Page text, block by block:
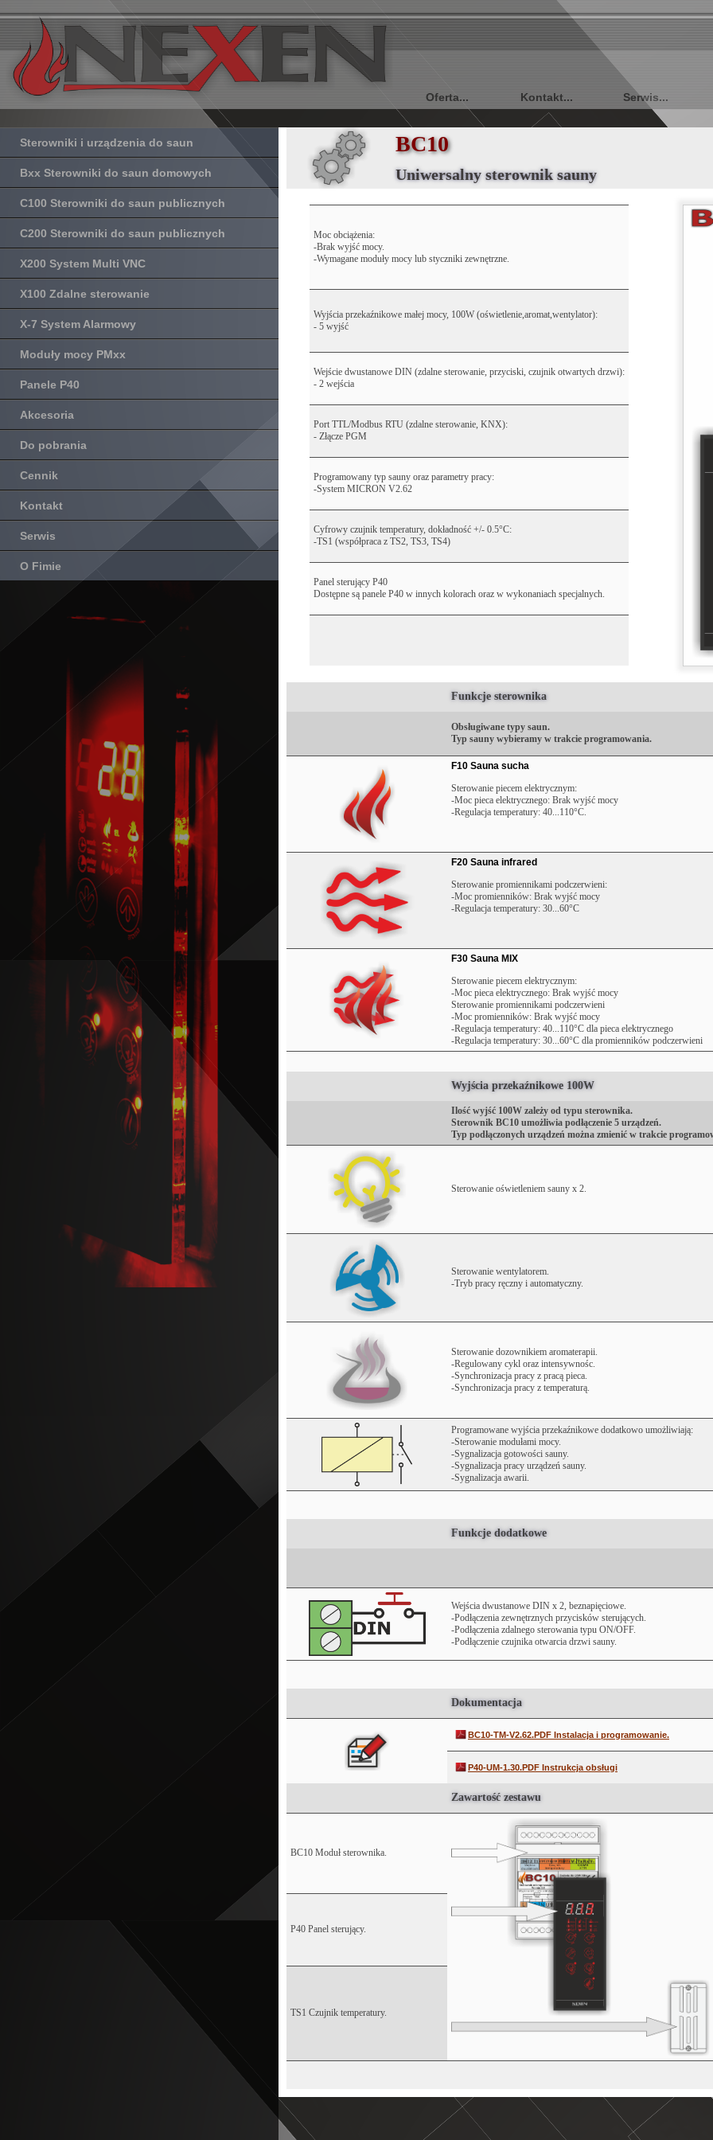
Oferta... Kontakt... Serwis...
Sterowniki i urządzenia do saun
Bxx Sterowniki do saun domowych
C100 Sterowniki do saun publicznych
C200 Sterowniki do saun publicznych
X200 System Multi VNC
X100 Zdalne sterowanie
X-7 System Alarmowy
Moduły mocy PMxx
Panele P40
Akcesoria
Do pobrania
Cennik
Kontakt
Serwis
O Fimie
BC10
Uniwersalny sterownik sauny
Moc obciążenia:
-Brak wyjść mocy.
-Wymagane moduły mocy lub styczniki zewnętrzne.
Wyjścia przekaźnikowe małej mocy, 100W (oświetlenie,aromat,wentylator):
- 5 wyjść
Wejście dwustanowe DIN (zdalne sterowanie, przyciski, czujnik otwartych drzwi):
- 2 wejścia
Port TTL/Modbus RTU (zdalne sterowanie, KNX):
- Złącze PGM
Programowany typ sauny oraz parametry pracy:
-System MICRON V2.62
Cyfrowy czujnik temperatury, dokładność +/- 0.5°C:
-TS1 (współpraca z TS2, TS3, TS4)
Panel sterujący P40
Dostępne są panele P40 w innych kolorach oraz w wykonaniach specjalnych.
Funkcje sterownika
Obsługiwane typy saun.
Typ sauny wybieramy w trakcie programowania.
F10 Sauna sucha
Sterowanie piecem elektrycznym:
-Moc pieca elektrycznego: Brak wyjść mocy
-Regulacja temperatury: 40...110°C.
F20 Sauna infrared
Sterowanie promiennikami podczerwieni:
-Moc promienników: Brak wyjść mocy
-Regulacja temperatury: 30...60°C
F30 Sauna MIX
Sterowanie piecem elektrycznym:
-Moc pieca elektrycznego: Brak wyjść mocy
Sterowanie promiennikami podczerwieni
-Moc promienników: Brak wyjść mocy
-Regulacja temperatury: 40...110°C dla pieca elektrycznego
-Regulacja temperatury: 30...60°C dla promienników podczerwieni
Wyjścia przekaźnikowe 100W
Ilość wyjść 100W zależy od typu sterownika.
Sterownik BC10 umożliwia podłączenie 5 urządzeń.
Typ podłączonych urządzeń można zmienić w trakcie
Sterowanie oświetleniem sauny x 2.
Sterowanie wentylatorem.
-Tryb pracy ręczny i automatyczny.
Sterowanie dozownikiem aromaterapii.
-Regulowany cykl oraz intensywnośc.
-Synchronizacja pracy z pracą pieca.
-Synchronizacja pracy z temperaturą.
Programowane wyjścia przekaźnikowe dodatkowo umożliwiają:
-Sterowanie modułami mocy.
-Sygnalizacja gotowości sauny.
-Sygnalizacja pracy urządzeń sauny.
-Sygnalizacja awarii.
Funkcje dodatkowe
Wejścia dwustanowe DIN x 2, beznapięciowe.
-Podłączenia zewnętrznych przycisków sterujących.
-Podłączenia zdalnego sterowania typu ON/OFF.
-Podłączenie czujnika otwarcia drzwi sauny.
Dokumentacja
BC10-TM-V2.62.PDF Instalacja i programowanie.
P40-UM-1.30.PDF Instrukcja obsługi
Zawartość zestawu
BC10 Moduł sterownika.
P40 Panel sterujący.
TS1 Czujnik temperatury.